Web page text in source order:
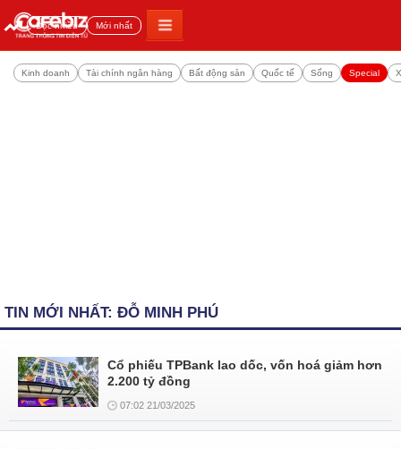
Đọc nhiều Mới nhất
Kinh doanh Tài chính ngân hàng Bất động sản Quốc tế Sống Special
TIN MỚI NHẤT: ĐỖ MINH PHÚ
Cổ phiếu TPBank lao dốc, vốn hoá giảm hơn
2.200 tỷ đồng
07:02 21/03/2025